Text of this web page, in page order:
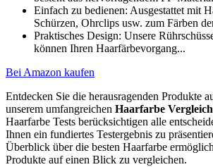
Einfach zu bedienen: Ausgestattet mit
Schürzen, Ohrclips usw. zum Färben
Praktisches Design: Unsere
können Ihren Haarfärbevorgang...
Bei Amazon kaufen
Entdecken Sie die herausragenden Produkte
unserem umfangreichen Haarfarbe Vergleich
Haarfarbe Tests berücksichtigen alle
Ihnen ein fundiertes Testergebnis zu
Überblick über die besten Haarfarbe
Produkte auf einen Blick zu vergleichen.